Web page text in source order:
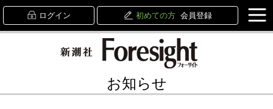
ログイン 初めての方 会員登録
お知らせ